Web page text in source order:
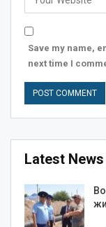
Save my name,
next time I
Latest News